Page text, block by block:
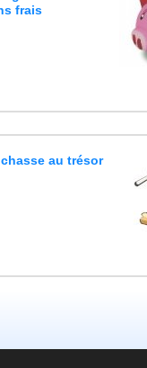
frais
au trésor